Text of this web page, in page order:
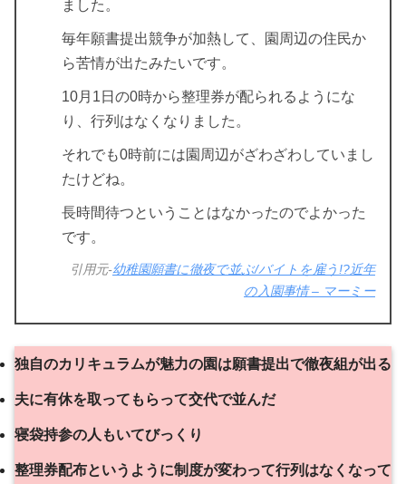
ました。
毎年願書提出競争が加熱して、園周辺の住民か
ら苦情が出たみたいです。
10月1日の0時から整理券が配られるようにな
り、行列はなくなりました。
それでも0時前には園周辺がざわざわしていまし
たけどね。
長時間待つということはなかったのでよかった
です。
引用元-幼稚園願書に徹夜で並ぶ/バイトを雇う!?近年
の入園事情 – マーミー
独自のカリキュラムが魅力の園は願書提出で徹夜組が出る
夫に有休を取ってもらって交代で並んだ
寝袋持参の人もいてびっくり
整理券配布というように制度が変わって行列はなくなって